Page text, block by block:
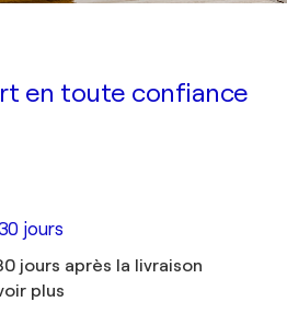
en toute confiance
jours
jours après la livraison
plus